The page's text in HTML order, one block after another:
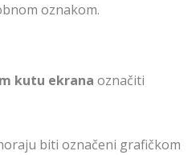
oznakom.
kutu ekrana označiti
biti označeni grafičkom